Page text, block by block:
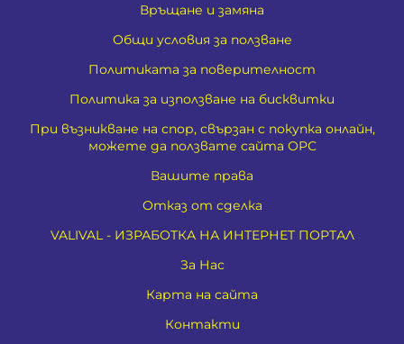
Връщане и замяна
Общи условия за ползване
Политиката за поверителност
Политика за използване на бисквитки
При възникване на спор, свързан с покупка онлайн,
можете да ползвате сайта ОРС
Вашите права
Отказ от сделка
VALIVAL - ИЗРАБОТКА НА ИНТЕРНЕТ ПОРТАЛ
За Нас
Карта на сайта
Контакти